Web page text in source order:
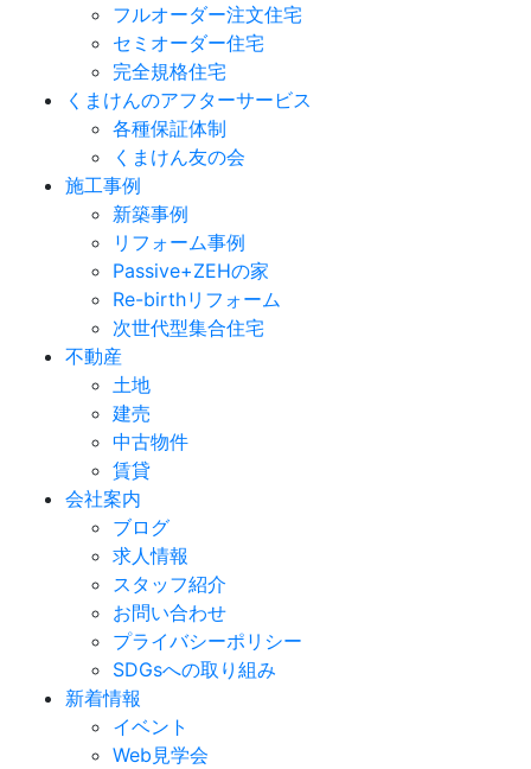
フルオーダー注文住宅
セミオーダー住宅
完全規格住宅
くまけんのアフターサービス
各種保証体制
くまけん友の会
施工事例
新築事例
リフォーム事例
Passive+ZEHの家
Re-birthリフォーム
次世代型集合住宅
不動産
土地
建売
中古物件
賃貸
会社案内
ブログ
求人情報
スタッフ紹介
お問い合わせ
プライバシーポリシー
SDGsへの取り組み
新着情報
イベント
Web見学会